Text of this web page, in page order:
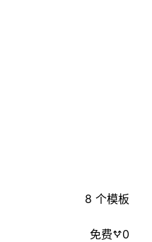
8 个模板
免费 0